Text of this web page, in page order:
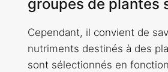
groupes de plantes
Cependant, il convient de
nutriments destinés à des
sont sélectionnés en